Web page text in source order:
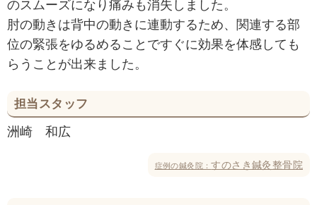
のスムーズになり痛みも消失しました。
肘の動きは背中の動きに連動するため、関連する部
位の緊張をゆるめることですぐに効果を体感しても
らうことが出来ました。
担当スタッフ
洲崎 和広
症例の鍼灸院：すのさき鍼灸整骨院